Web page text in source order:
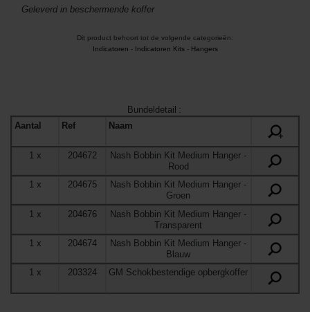
Geleverd in beschermende koffer
Dit product behoort tot de volgende categorieën:
Indicatoren - Indicatoren Kits- Hangers
Bundeldetail :
Aantal
Ref
Naam
+
1 x 204672 Nash Bobbin Kit Medium Hanger -
Rood
1x 204675 Nash Bobbin Kit Medium Hanger -
Groen
1 x 204676 Nash Bobbin Kit Medium Hanger -
Transparent
1x 204674 Nash Bobbin Kit Medium Hanger -
Blauw
1x 203324 GM Schokbestendige opbergkoffer